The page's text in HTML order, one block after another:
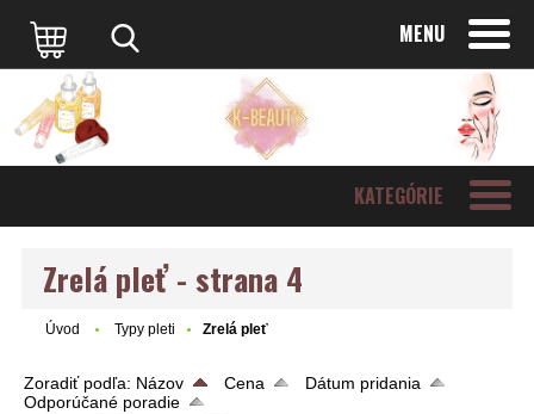
MENU
KATEGÓRIE
Zrelá pleť - strana 4
Úvod Typy pleti Zrelá pleť
Zoradiť podľa: Názov Cena
Dátum pridania
Odporúčané poradie